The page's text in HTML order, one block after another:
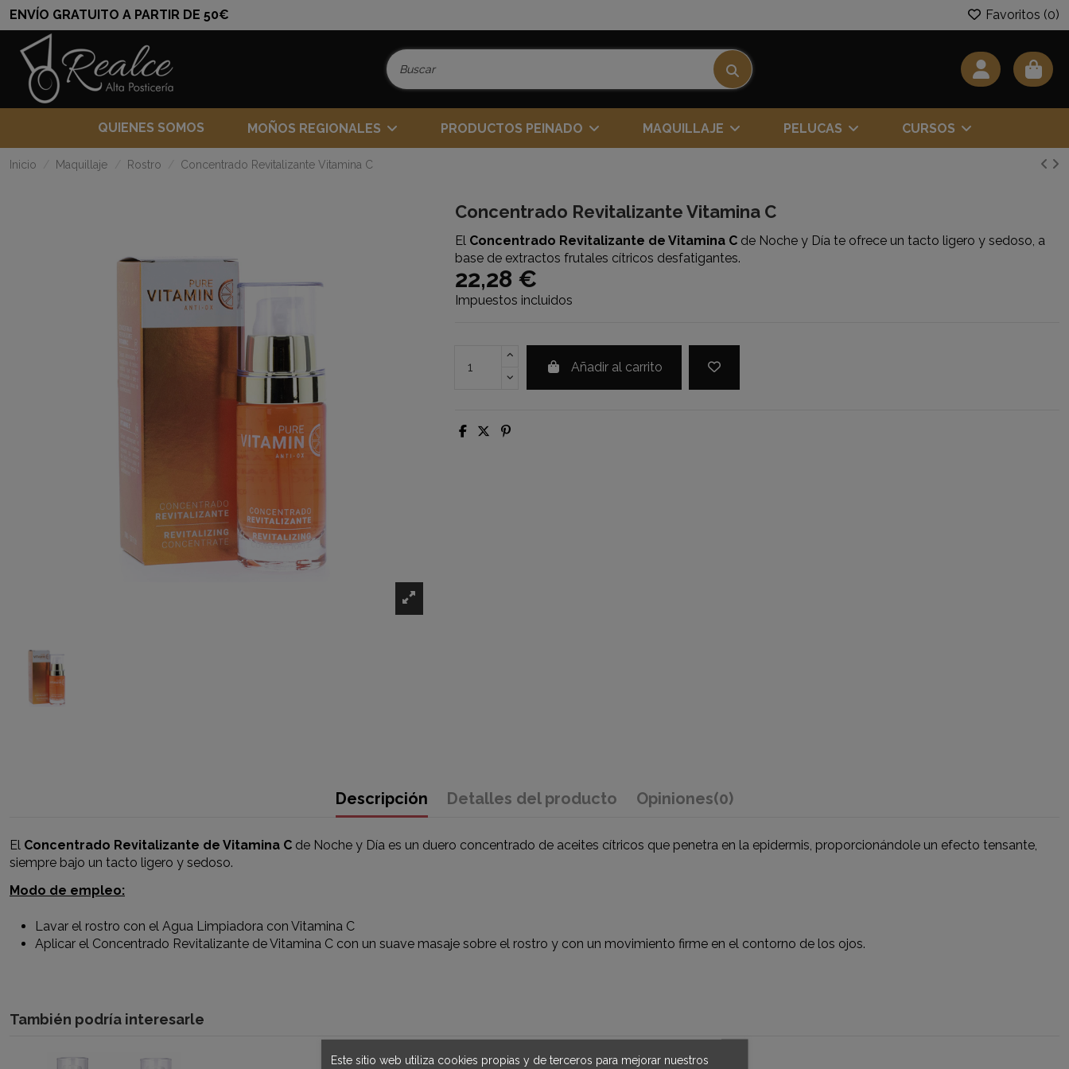
ENVÍO GRATUITO A PARTIR DE 50€ Favoritos (0)
QUIENES SOMOS MOÑOS REGIONALES PRODUCTOS PEINADO MAQUILLAJE PELUCAS CURSOS
Inicio Maquillaje Rostro Concentrado Revitalizante Vitamina C
Concentrado Revitalizante Vitamina C
El Concentrado Revitalizante de Vitamina C de Noche y Día te ofrece un tacto ligero y sedoso, a
base de extractos frutales cítricos desfatigantes.
22,28 €
Impuestos incluidos
Añadir al carrito
Descripción Detalles del producto Opiniones(0)
El Concentrado Revitalizante de Vitamina C de Noche y Día es un duero concentrado de aceites cítricos que penetra en la epidermis, proporcionándole un efecto tensante,
siempre bajo un tacto ligero y sedoso.
Modo de empleo:
Lavar el rostro con el Agua Limpiadora con Vitamina C
Aplicar el Concentrado Revitalizante de Vitamina C con un suave masaje sobre el rostro y con un movimiento firme en el contorno de los ojos.
También podría interesarle
Este sitio web utiliza cookies propias y de terceros para mejorar nuestros